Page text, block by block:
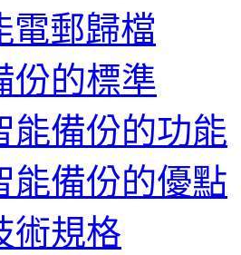
電郵歸檔
份的標準
能備份的功能
能備份的優點
術規格